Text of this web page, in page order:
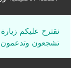
نقترح عليكم
تشجعون وتدعمون